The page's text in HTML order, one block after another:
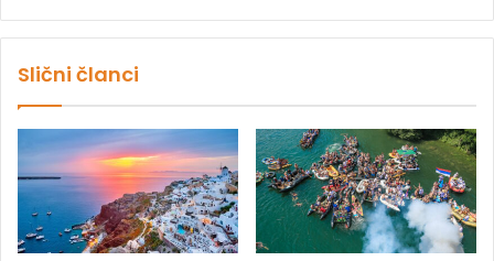
Slični članci